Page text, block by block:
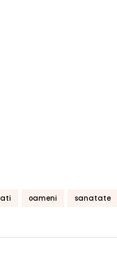
oameni sanatate